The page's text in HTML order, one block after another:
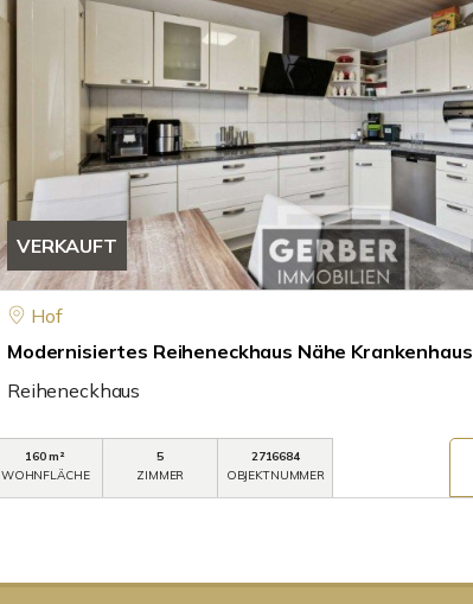
VERKAUFT
Hof
Modernisiertes Reiheneckhaus Nähe Krankenhaus
Reiheneckhaus
160 m²
WOHNFLÄCHE
5
ZIMMER
2716684
OBJEKTNUMMER